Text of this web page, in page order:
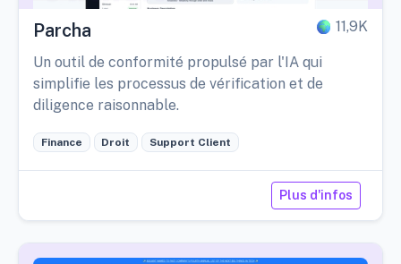
Parcha 11,9K
Un outil de conformité propulsé par l'IA qui
simplifie les processus de vérification et de
diligence raisonnable.
Finance Droit Support Client
Plus d'infos